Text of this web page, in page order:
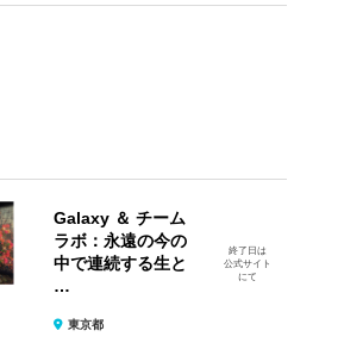
Galaxy ＆ チーム
ラボ：永遠の今の
中で連続する生と
…
東京都
終了日は
公式サイト
にて